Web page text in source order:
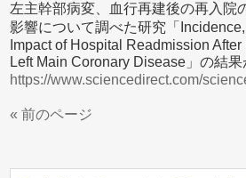
左主幹部病変、血行再建後の再入院
影響について調べた研究「
Impact of Hospital Readmission
Left Main Coronary Disease」の結果
https://www.sciencedirect.com/
« 前のページ